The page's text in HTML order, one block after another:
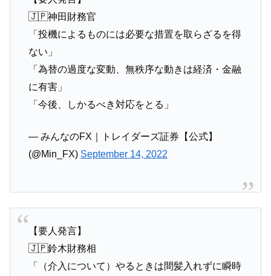
🇯🇵神田財務官
「投機によるものには必要な措置を取らざるを得
ない」
「為替の過度な変動、無秩序な動きは経済・金融
に有害」
「今後、しかるべき対応をとる」
— みんなのFX｜トレイダーズ証券【公式】
(@Min_FX) September 14, 2022
【要人発言】
🇯🇵鈴木財務相
「（介入について）やるときは間髪入れずに瞬時